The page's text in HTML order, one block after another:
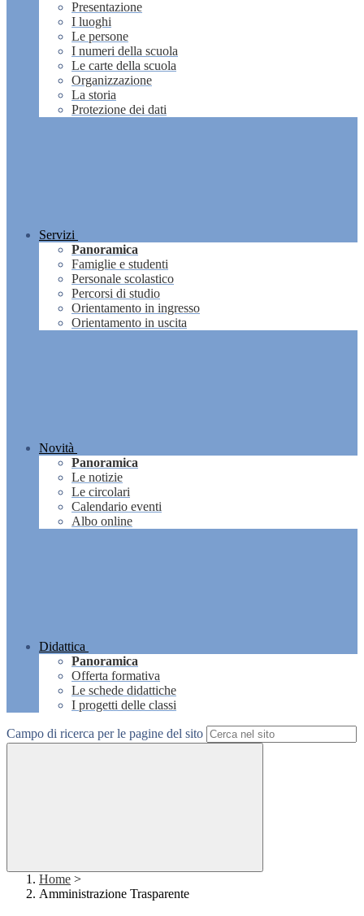
Presentazione
I luoghi
Le persone
I numeri della scuola
Le carte della scuola
Organizzazione
La storia
Protezione dei dati
Servizi
Panoramica
Famiglie e studenti
Personale scolastico
Percorsi di studio
Orientamento in ingresso
Orientamento in uscita
Novità
Panoramica
Le notizie
Le circolari
Calendario eventi
Albo online
Didattica
Panoramica
Offerta formativa
Le schede didattiche
I progetti delle classi
Campo di ricerca per le pagine del sito
Home >
Amministrazione Trasparente